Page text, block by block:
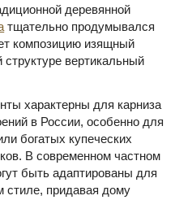
деревянной
тщательно продумывался
композицию изящный
вертикальный
характерны для карниза
в России, особенно для
богатых купеческих
В современном частном
быть адаптированы для
стиле, придавая дому